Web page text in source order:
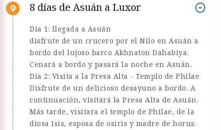
8 días de Asuán a Luxor
Día 1: llegada a Asuán
disfrute de un crucero por el Nilo en Asuán a
bordo del lujoso barco Akhnaton Dahabiya.
Cenará a bordo y pasará la noche en Asuán.
Día 2: Visita a la Presa Alta - Templo de Philae
Disfrute de un delicioso desayuno a bordo. A
continuación, visitará la Presa Alta de Asuán.
Más tarde, visitara el templo de Philae, de la
diosa Isis, esposa de osiris y madre de horus.